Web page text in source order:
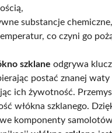
substancje chemiczne,
co czyni go
szklane odgrywa
postać znanej
ich żywotność.
włókna szklanego.
komponenty